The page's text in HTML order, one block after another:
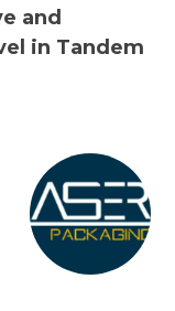
and
in Tandem